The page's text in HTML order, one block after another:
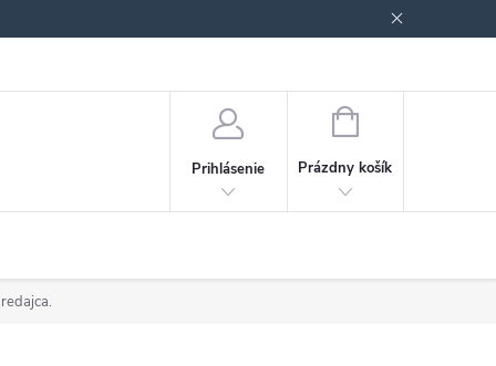
Prihlásenie
NÁKUPNÝ
Prázdny košík